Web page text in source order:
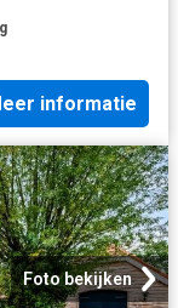
informatie
Foto bekijken